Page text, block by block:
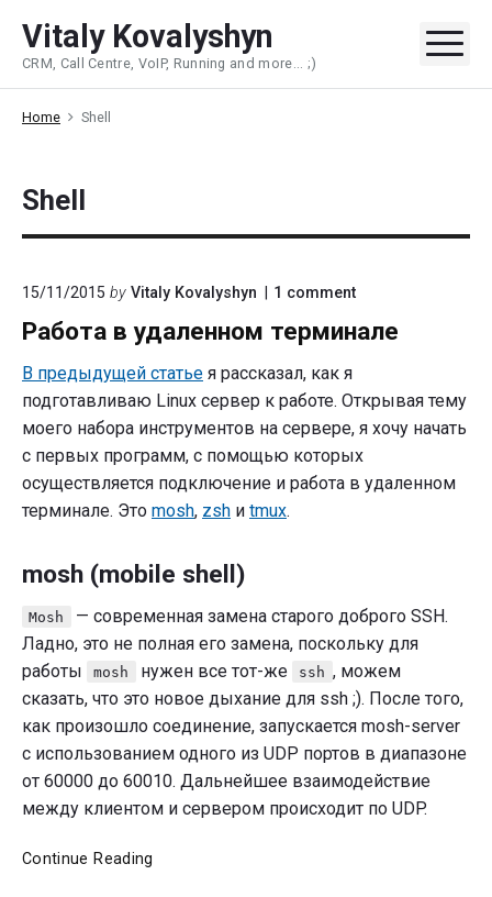
content
Vitaly Kovalyshyn
CRM, Call Centre, VoIP, Running and more... ;)
Home Shell
Shell
15/11/2015 by Vitaly Kovalyshyn 1 commenton
в
Работа в удаленном терминале
В предыдущей статье я рассказал, как я
подготавливаю Linux сервер к работе. Открывая тему
моего набора инструментов на сервере, я хочу начать
с первых программ, с помощью которых
осуществляется подключение и работа в удаленном
терминале. Это mosh, zsh и tmux.
mosh (mobile shell)
Mosh
— современная замена старого доброго SSH.
Ладно, это не полная его замена, поскольку для
работы
mosh нужен все тот-же ssh , можем
сказать, что это новое дыхание для ssh ;). После того,
как произошло соединение, запускается mosh-server
с использованием одного из UDP портов в диапазоне
от 60000 до 60010. Дальнейшее взаимодействие
между клиентом и сервером происходит по UDP.
Continue Reading